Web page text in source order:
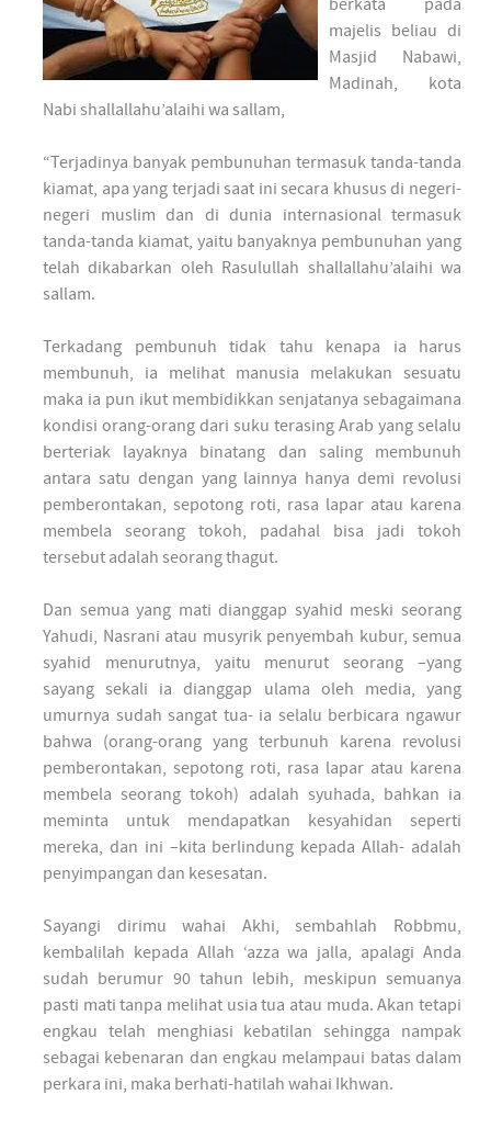
berkata pada
majelis beliau di
Masjid Nabawi,
Madinah, kota
Nabi shallallahu’alaihi wa sallam,
“Terjadinya banyak pembunuhan termasuk tanda-tanda
kiamat, apa yang terjadi saat ini secara khusus di negeri-
negeri muslim dan di dunia internasional termasuk
tanda-tanda kiamat, yaitu banyaknya pembunuhan yang
telah dikabarkan oleh Rasulullah shallallahu’alaihi wa
sallam.
Terkadang pembunuh tidak tahu kenapa ia harus
membunuh, ia melihat manusia melakukan sesuatu
maka ia pun ikut membidikkan senjatanya sebagaimana
kondisi orang-orang dari suku terasing Arab yang selalu
berteriak layaknya binatang dan saling membunuh
antara satu dengan yang lainnya hanya demi revolusi
pemberontakan, sepotong roti, rasa lapar atau karena
membela seorang tokoh, padahal bisa jadi tokoh
tersebut adalah seorang thagut.
Dan semua yang mati dianggap syahid meski seorang
Yahudi, Nasrani atau musyrik penyembah kubur, semua
syahid menurutnya, yaitu menurut seorang –yang
sayang sekali ia dianggap ulama oleh media, yang
umurnya sudah sangat tua- ia selalu berbicara ngawur
bahwa (orang-orang yang terbunuh karena revolusi
pemberontakan, sepotong roti, rasa lapar atau karena
membela seorang tokoh) adalah syuhada, bahkan ia
meminta untuk mendapatkan kesyahidan seperti
mereka, dan ini –kita berlindung kepada Allah- adalah
penyimpangan dan kesesatan.
Sayangi dirimu wahai Akhi, sembahlah Robbmu,
kembalilah kepada Allah ‘azza wa jalla, apalagi Anda
sudah berumur 90 tahun lebih, meskipun semuanya
pasti mati tanpa melihat usia tua atau muda. Akan tetapi
engkau telah menghiasi kebatilan sehingga nampak
sebagai kebenaran dan engkau melampaui batas dalam
perkara ini, maka berhati-hatilah wahai Ikhwan.